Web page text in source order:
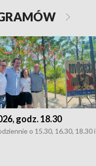
godz. 18.30
o 15.30, 16.30, 18.30 i